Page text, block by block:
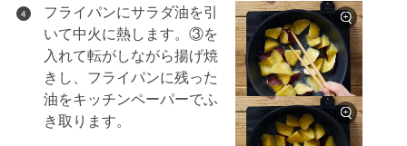
4
フライパンにサラダ油を引
いて中火に熱します。③を
入れて転がしながら揚げ焼
きし、フライパンに残った
油をキッチンペーパーでふ
き取ります。